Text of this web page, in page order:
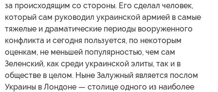
за происходящим со стороны. Его сделал человек,
который сам руководил украинской армией в самые
тяжелые и драматические периоды вооруженного
конфликта и сегодня пользуется, по некоторым
оценкам, не меньшей популярностью, чем сам
Зеленский, как среди украинской элиты, так и в
обществе в целом. Ныне Залужный является послом
Украины в Лондоне — столице одного из наиболее